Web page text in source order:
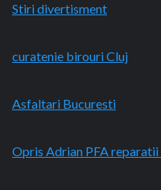
Stiri divertisment
curatenie birouri Cluj
Asfaltari Bucuresti
Opris Adrian PFA